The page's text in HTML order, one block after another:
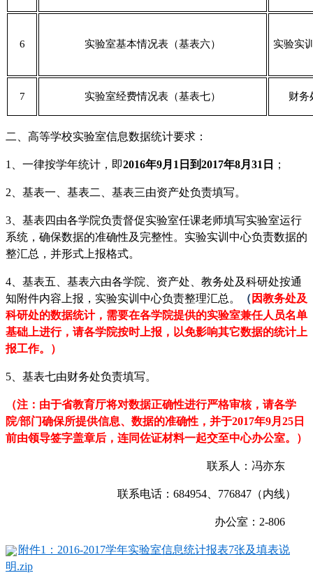
6 实验室基本情况表（基表六） 实验实
7 实验室经费情况表（基表七） 财务
二、高等学校实验室信息数据统计要求：
1、一律按学年统计，即2016年9月1日到2017年8月31日 ；
2、 基表一、基表二、基表三由资产处负责填写。
3、 基表四由各学院负责督促实验室任课老师填写实验室运行
系统，确保数据的准确性及完整性。 实验实训中心负责数据的
整汇总，并形式上报格式。
4、基表五 、基表六由各学院、资产处、教务处及科研处按通
知附件内容上报，实验实训中心负责整理汇总。
（ 因教务处及
科研处的数据统计，需要在各学院提供的实验室兼任人员名单
基础上进行，请各学院按时上报，以免影响其它数据的统计上
报工作。）
5 、基表七由财务处负责填写。
（注： 由于省教育厅将对数据正确性进行严格审核， 请各学
院/部门确保所提供信息、数据的准确性 ， 并于2017年9月 25 日
前由领导签字盖章后， 连同佐证材料一起交至中心办公室。）
联系人： 冯亦东
联系电话： 684954 776847（内线）
办公室： 2-806
附件1：2016-2017学年实验室信息统计报表7张及填表说
明.zip